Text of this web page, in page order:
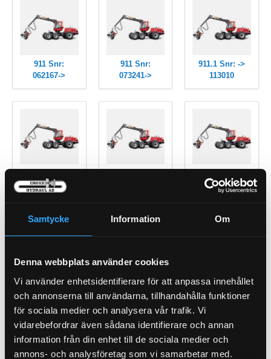
Samtycke Information Om
Denna webbplats använder cookies
Vi använder enhetsidentifierare för att anpassa innehållet
och annonserna till användarna, tillhandahålla funktioner
för sociala medier och analysera vår trafik. Vi
vidarebefordrar även sådana identifierare och annan
information från din enhet till de sociala medier och
annons- och analysföretag som vi samarbetar med.
911 Snr:
062167->
911 Snr:
073241->
911.1 Snr: ->
113010
113011->
311370
911.3 Snr:
311371 ->
911.4 911.5